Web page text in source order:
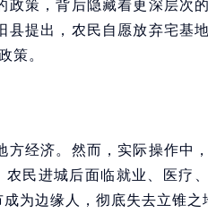
政策，背后隐藏着更深层次
县提出，农民自愿放弃宅基
策。
方经济。然而，实际操作中
民进城后面临就业、医疗
为边缘人，彻底失去立锥之